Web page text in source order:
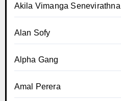
Akila Vimanga Senevirathna
Alan Sofy
Alpha Gang
Amal Perera